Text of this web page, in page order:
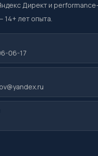
Директ и performance-
14+ лет опыта.
06-17